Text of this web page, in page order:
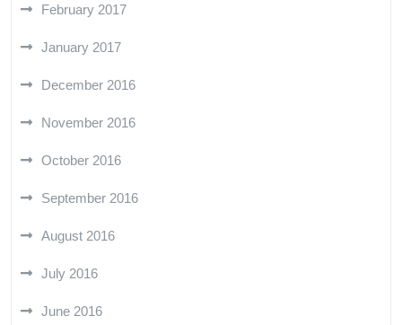
February 2017
January 2017
December 2016
November 2016
October 2016
September 2016
August 2016
July 2016
June 2016